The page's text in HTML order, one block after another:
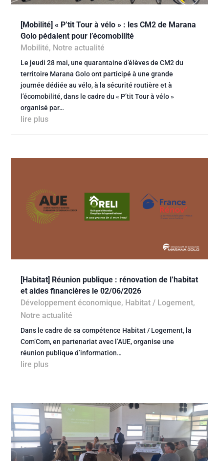
[Mobilité] « P’tit Tour à vélo » : les CM2 de Marana
Golo pédalent pour l’écomobilité
Mobilité, Notre actualité
Le jeudi 28 mai, une quarantaine d’élèves de CM2 du
territoire Marana Golo ont participé à une grande
journée dédiée au vélo, à la sécurité routière et à
l’écomobilité, dans le cadre du « P’tit Tour à vélo »
organisé par…
lire plus
[Habitat] Réunion publique : rénovation de l’habitat
et aides financières le 02/06/2026
Développement économique, Habitat / Logement,
Notre actualité
Dans le cadre de sa compétence Habitat / Logement, la
Com’Com, en partenariat avec l’AUE, organise une
réunion publique d’information…
lire plus